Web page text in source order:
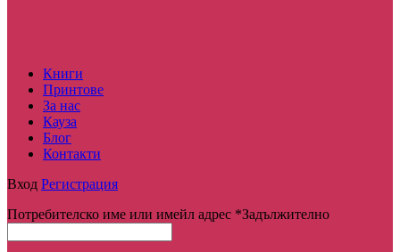
Книги
Принтове
За нас
Кауза
Блог
Контакти
Вход Регистрация
Потребителско име или имейл адрес *Задължително